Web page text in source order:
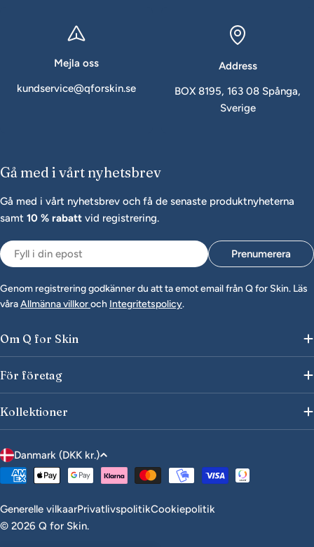
Mejla oss
kundservice@qforskin.se
Address
BOX 8195, 163 08 Spånga,
Sverige
Gå med i vårt nyhetsbrev
Gå med i vårt nyhetsbrev och få de senaste produktnyheterna
samt 10 % rabatt vid registrering.
Epost Prenumerera
Genom registrering godkänner du att ta emot email från Q for Skin. Läs
våraAllmänna villkoroch Integritetspolicy.
Om Q for Skin
För företag
Kollektioner
L
a
d
/
Danmark (DKK kr.)
Betalningsmetoder
© 2026 Q for Skin.
Generelle vilkaarPrivatlivspolitikCookiepolitik